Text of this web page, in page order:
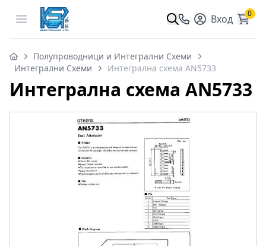
Open menu Вход 0
Полупроводници и Интегрални Схеми
Интегрални Схеми
Интегрална схема AN5733
Интегрална схема AN5733